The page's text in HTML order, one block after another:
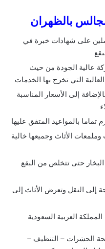
بالظهران
على شهادات خبرة في
عالية الجودة من حيث
التي تخرج بها الخدمات
إلى الأسعار المناسبة
تماما بالمواعيد المتفق عليها
الأثاث وجميعها خالية
حتى تتخلص من البقع
إلى النقل وتعرض الأثاث إلى
العربية السعودية
الحشرات – التنظيف –